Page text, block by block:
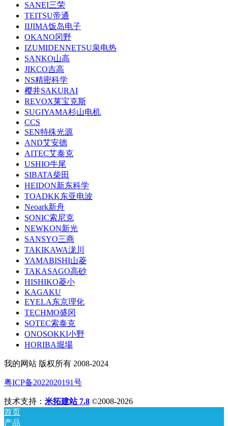
SANEI三荣
TEITSU帝通
IIJIMA饭岛电子
OKANO冈野
IZUMIDENNETSU泉电热
SANKO山高
JIKCO吉高
NS精密科学
樱井SAKURAI
REVOX莱宝克斯
SUGIYAMA杉山电机
CCS
SEN特殊光源
AND艾安德
AITEC艾泰克
USHIO牛尾
SIBATA柴田
HEIDON新东科学
TOADKK东亚电波
Neoark新舟
SONIC索尼克
NEWKON新光
SANSYO三商
TAKIKAWA泷川
YAMABISHI山菱
TAKASAGO高砂
HISHIKO菱小
KAGAKU
EYELA东京理化
TECHMO盛冈
SOTEC索泰克
ONOSOKKI小野
HORIBA堀場
我的网站 版权所有 2008-2024
粤ICP备2022020191号
技术支持： 米拓建站 7.8 ©2008-2026
首页
产品